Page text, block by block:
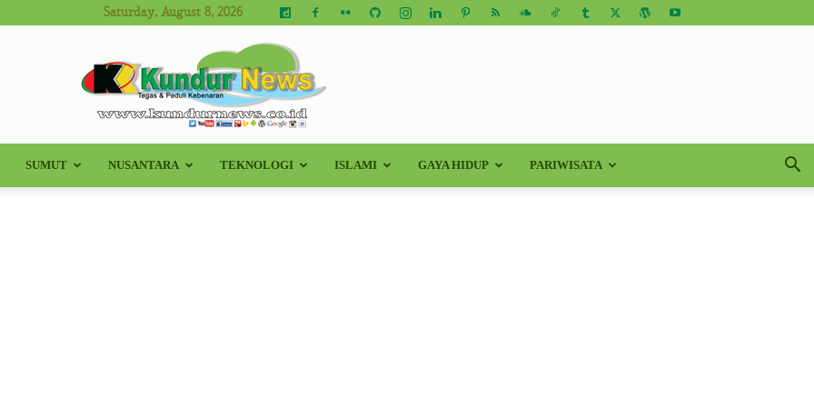
Saturday, August 8, 2026
Kundur
SUMUT NUSANTARA TEKNOLOGI ISLAMI GAYA HIDUP PARIWISATA